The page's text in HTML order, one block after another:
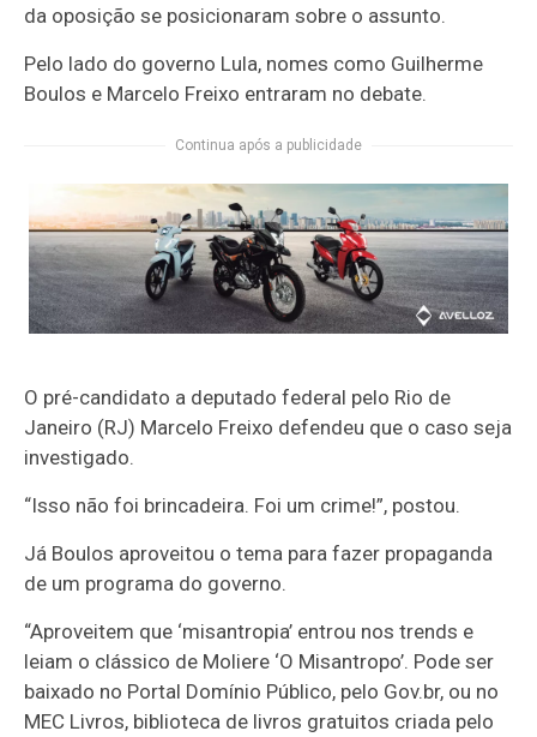
da oposição se posicionaram sobre o assunto.
Pelo lado do governo Lula, nomes como Guilherme
Boulos e Marcelo Freixo entraram no debate.
Continua após a publicidade
O pré-candidato a deputado federal pelo Rio de
Janeiro (RJ) Marcelo Freixo defendeu que o caso seja
investigado.
“Isso não foi brincadeira. Foi um crime!”, postou.
Já Boulos aproveitou o tema para fazer propaganda
de um programa do governo.
“Aproveitem que ‘misantropia’ entrou nos trends e
leiam o clássico de Moliere ‘O Misantropo’. Pode ser
baixado no Portal Domínio Público, pelo Gov.br, ou no
MEC Livros, biblioteca de livros gratuitos criada pelo